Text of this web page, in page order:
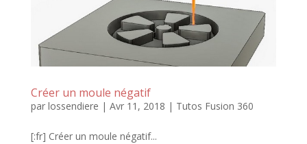
Créer un moule négatif
par lossendiere | Avr 11, 2018 | Tutos Fusion 360
[:fr] Créer un moule négatif...